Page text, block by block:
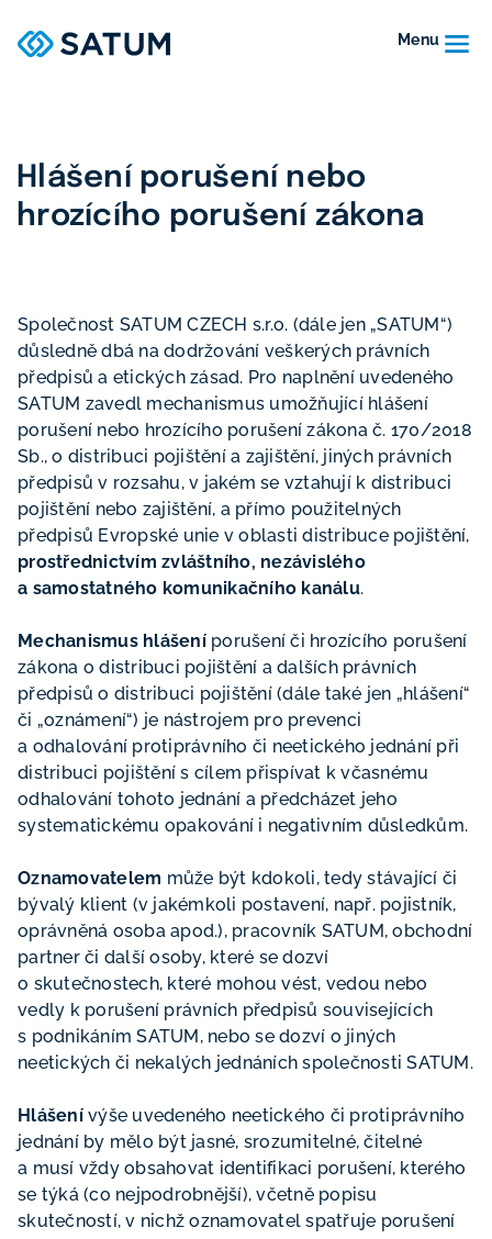
Menu
Hlášení porušení nebo
hrozícího porušení zákona
Společnost SATUM CZECH s.r.o. (dále jen „SATUM“)
důsledně dbá na dodržování veškerých právních
předpisů a etických zásad. Pro naplnění uvedeného
SATUM zavedl mechanismus umožňující hlášení
porušení nebo hrozícího porušení zákona č. 170/2018
Sb., o distribuci pojištění a zajištění, jiných právních
předpisů v rozsahu, v jakém se vztahují k distribuci
pojištění nebo zajištění, a přímo použitelných
předpisů Evropské unie v oblasti distribuce pojištění,
prostřednictvím zvláštního, nezávislého
a samostatného komunikačního kanálu.
Mechanismus hlášeníporušení či hrozícího porušení
zákona o distribuci pojištění a dalších právních
předpisů o distribuci pojištění (dále také jen „hlášení“
či „oznámení“) je nástrojem pro prevenci
a odhalování protiprávního či neetického jednání při
distribuci pojištění s cílem přispívat k včasnému
odhalování tohoto jednání a předcházet jeho
systematickému opakování i negativním důsledkům.
Oznamovatelem může být kdokoli, tedy stávající či
bývalý klient (v jakémkoli postavení, např. pojistník,
oprávněná osoba apod.), pracovník SATUM, obchodní
partner či další osoby, které se dozví
o skutečnostech, které mohou vést, vedou nebo
vedly k porušení právních předpisů souvisejících
s podnikáním SATUM, nebo se dozví o jiných
neetických či nekalých jednáních společnosti SATUM.
Hlášení výše uvedeného neetického či protiprávního
jednání by mělo být jasné, srozumitelné, čitelné
a musí vždy obsahovat identifikaci porušení, kterého
se týká (co nejpodrobnější), včetně popisu
skutečností, v nichž oznamovatel spatřuje porušení